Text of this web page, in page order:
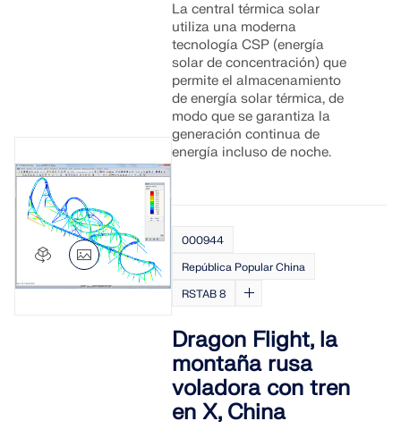
La central térmica solar
utiliza una moderna
tecnología CSP (energía
solar de concentración) que
permite el almacenamiento
de energía solar térmica, de
modo que se garantiza la
generación continua de
energía incluso de noche.
000944
República Popular China
RSTAB 8
Dragon Flight, la
montaña rusa
voladora con tren
en X, China